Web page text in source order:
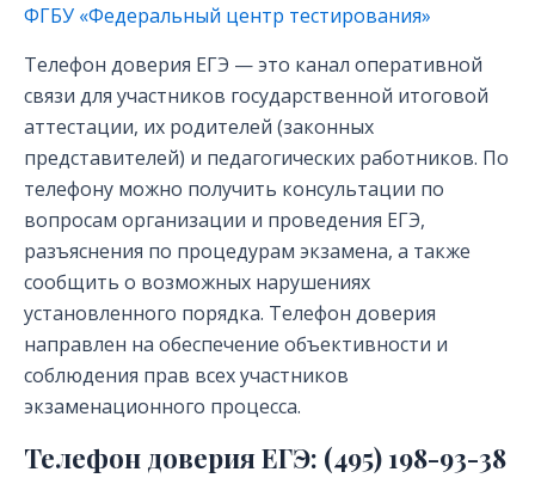
ФГБУ «Федеральный центр тестирования»
Телефон доверия ЕГЭ — это канал оперативной
связи для участников государственной итоговой
аттестации, их родителей (законных
представителей) и педагогических работников. По
телефону можно получить консультации по
вопросам организации и проведения ЕГЭ,
разъяснения по процедурам экзамена, а также
сообщить о возможных нарушениях
установленного порядка. Телефон доверия
направлен на обеспечение объективности и
соблюдения прав всех участников
экзаменационного процесса.
Телефон доверия ЕГЭ: (495) 198-93-38